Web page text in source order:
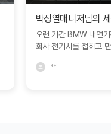
오랜 기간 BMW 내연
회사 전기차를 접하고
박정열 대리님의 추천
**